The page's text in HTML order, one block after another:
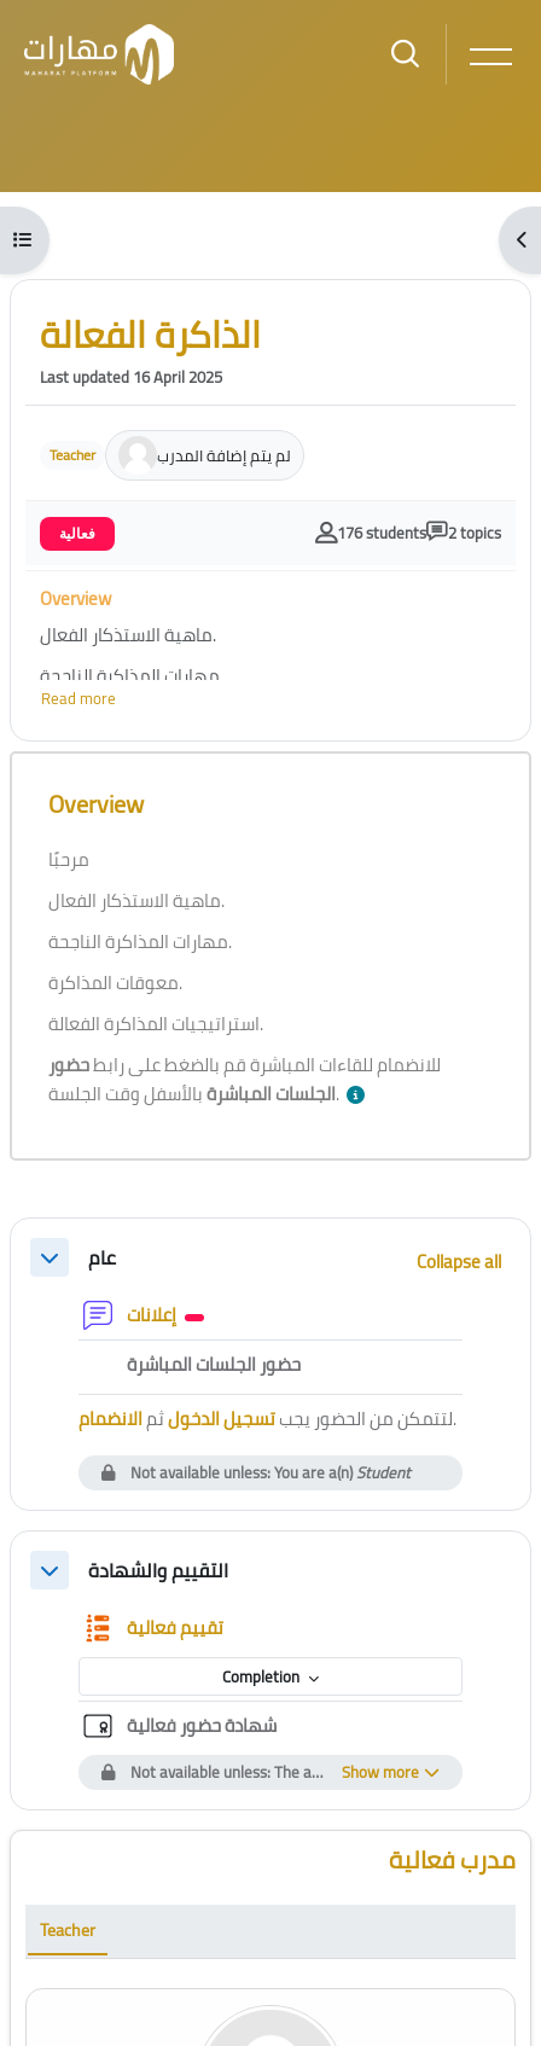
Skip to main content
Blocks
Open course index
Blocks
Skip [Cocoon] Course Intro
الذاكرة الفعالة
Last updated 16 April 2025
Teacher لم يتم إضافة المدرب
فعالية 176 students 2 topics
Overview
ماهية الاستذكار الفعال.
استراتيجيات المذاكرة الفعالة.
Read more
Skip [Cocoon] Course Overview
Overview
مرحبًا
ماهية الاستذكار الفعال.
مهارات المذاكرة الناجحة.
معوقات المذاكرة.
استراتيجيات المذاكرة الفعالة.
للانضمام للقاءات المباشرة قم بالضغط على رابطحضور
الجلسات المباشرةبالأسفل وقت الجلسة.
Section outline
Collapseعام
Collapse all
Forum
حضور الجلسات المباشرةExternal tool
لتتمكن من الحضور يجبتسجيل الدخولثمالانضمام .
Not available unless: You are a(n)Student
Collapseالتقييم والشهادة
تقييم فعاليةQuestionnaire
Completion
شهادة حضور فعاليةCustom certificate
Show more
Not available unless: The activity تقييم فعالية
Blocks
Skip [Cocoon] Course Instructor مدرب فعالية
Teacher